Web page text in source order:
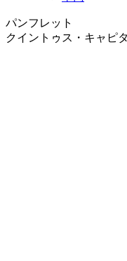
パンフレット
クイントゥス・キャピ